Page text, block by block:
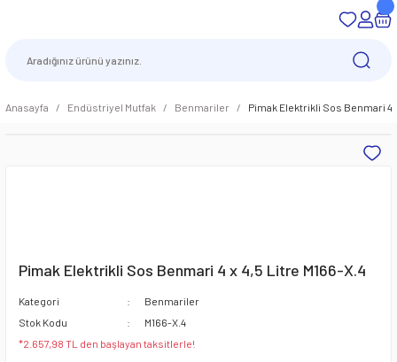
Anasayfa Endüstriyel Mutfak Benmariler Pimak Elektrikli Sos Benmari 4
Pimak Elektrikli Sos Benmari 4 x 4,5 Litre M166-X.4
Kategori
Benmariler
Stok Kodu
M166-X.4
*2.657,98 TL den başlayan taksitlerle!